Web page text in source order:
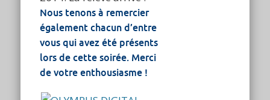
Nous tenons à remercier
également chacun d’entre
vous qui avez été présents
lors de cette soirée. Merci
de votre enthousiasme !